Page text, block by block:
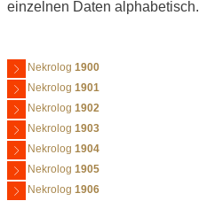
einzelnen Daten alphabetisch.
Nekrolog 1900
Nekrolog 1901
Nekrolog 1902
Nekrolog 1903
Nekrolog 1904
Nekrolog 1905
Nekrolog 1906